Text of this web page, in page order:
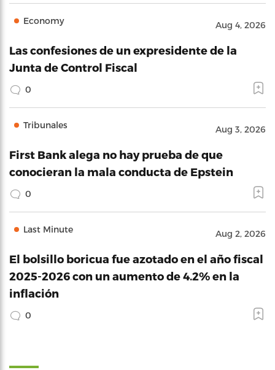
Economy Aug 4, 2026
Las confesiones de un expresidente de la
Junta de Control Fiscal
0
Tribunales Aug 3, 2026
First Bank alega no hay prueba de que
conocieran la mala conducta de Epstein
0
Last Minute Aug 2, 2026
El bolsillo boricua fue azotado en el año fiscal
2025-2026 con un aumento de 4.2% en la
inflación
0